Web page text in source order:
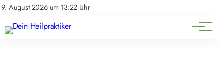
9. August 2026 um 13:22 Uhr
Impressum
Natürliche Medizin
Heilpflanzen & Kräuterkunde